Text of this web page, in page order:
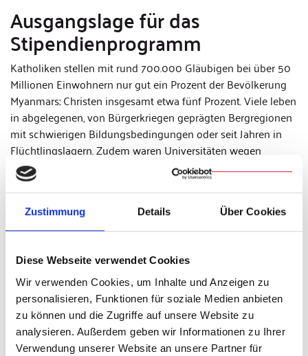
Zustimmung Details Über Cookies
Diese Webseite verwendet Cookies
Wir verwenden Cookies, um Inhalte und Anzeigen zu
personalisieren, Funktionen für soziale Medien anbieten
zu können und die Zugriffe auf unsere Website zu
analysieren. Außerdem geben wir Informationen zu Ihrer
Verwendung unserer Website an unsere Partner für
Ausgangslage für das
Stipendienprogramm
Katholiken stellen mit rund 700.000 Gläubigen bei über 50
Millionen Einwohnern nur gut ein Prozent der Bevölkerung
Myanmars; Christen insgesamt etwa fünf Prozent. Viele leben
in abgelegenen, von Bürgerkriegen geprägten Bergregionen
mit schwierigen Bildungsbedingungen oder seit Jahren in
Flüchtlingslagern. Zudem waren Universitäten wegen
politischer Unruhen immer wieder über längere Zeit
geschlossen, Abschlüsse wurden international nicht
anerkannt, und Armut zwang viele trotz Qualifikation zur
Arbeit in der Landwirtschaft.
Vor dem abendlichen Festakt
feierten die Gäste mit dem
Regensburger Bischof eine
Andacht in der Emmeramskrypta.